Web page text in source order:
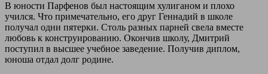
В юности Парфенов был настоящим хулиганом и плохо
учился. Что примечательно, его друг Геннадий в школе
получал одни пятерки. Столь разных парней свела вместе
любовь к конструированию. Окончив школу, Дмитрий
поступил в высшее учебное заведение. Получив диплом,
юноша отдал долг родине.